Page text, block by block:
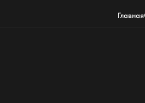
Главная